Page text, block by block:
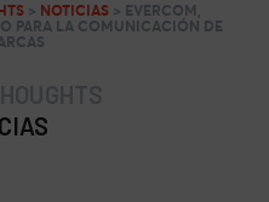
> NOTICIAS> EVERCOM,
PARA LA COMUNICACIÓN DE